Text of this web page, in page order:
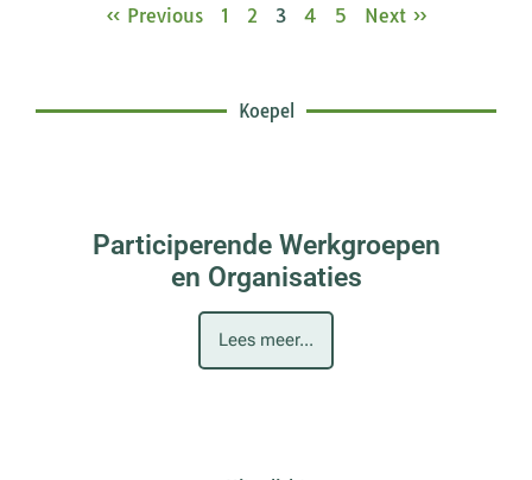
« Previous 1 2 3 4 5 Next »
Koepel
Participerende Werkgroepen
en Organisaties
Lees meer...